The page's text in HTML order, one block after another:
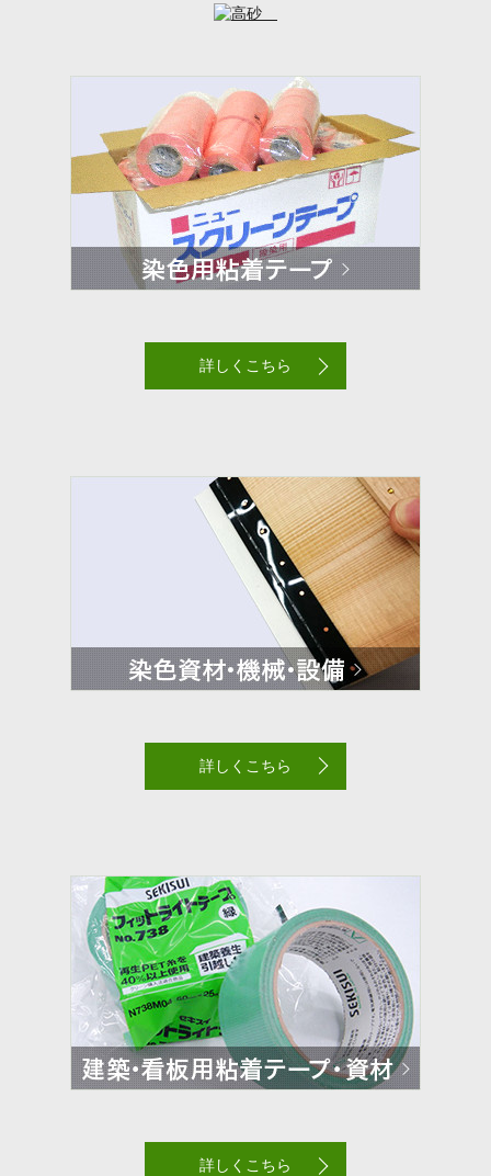
詳しくこちら
詳しくこちら
詳しくこちら